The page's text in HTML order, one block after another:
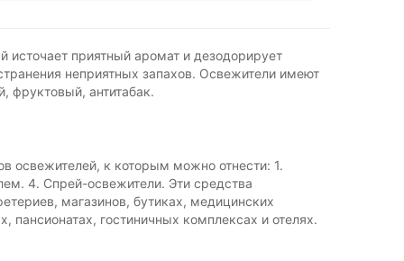
источает приятный аромат и дезодорирует
неприятных запахов. Освежители имеют
фруктовый, антитабак.
освежителей, к которым можно отнести: 1.
4. Спрей-освежители. Эти средства
магазинов, бутиках, медицинских
пансионатах, гостиничных комплексах и отелях.